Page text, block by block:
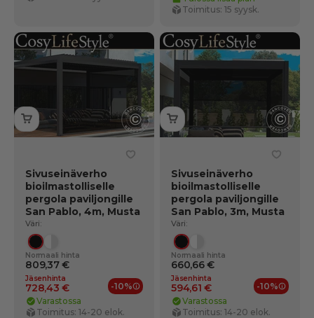
Toimitus: 15 syysk.
Sivuseinäverho
bioilmastolliselle
pergola paviljongille
San Pablo, 4m, Musta
Väri:
MustaValkoinen/vaaleanharmaa
Normaali hinta
809,37 €
Jäsenhinta
728,43 € -10%
Jäsenedut
Varastossa
Toimitus: 14-20 elok.
Sivuseinäverho
bioilmastolliselle
pergola paviljongille
San Pablo, 3m, Musta
Väri:
Musta
Normaali hinta
660,66 €
Jäsenhinta
594,61 € -10%
Varastossa
Toimitus: 14-20 elok.